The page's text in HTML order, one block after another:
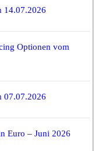
14.07.2026
Optionen vom
07.07.2026
Euro – Juni 2026